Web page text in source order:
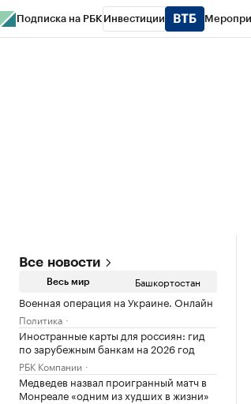
Подписка на РБК Инвестиции
Все новости
Весь мир Башкортостан
Военная операция на Украине. Онлайн
Политика
Иностранные карты для россиян: гид
по зарубежным банкам на 2026 год
РБК Компании
Медведев назвал проигранный матч в
Монреале «одним из худших в жизни»